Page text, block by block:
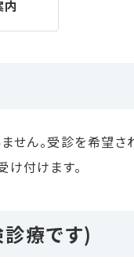
せん。受診を希望
付けます。
療です)